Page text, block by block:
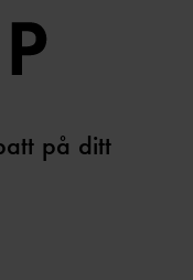
på ditt